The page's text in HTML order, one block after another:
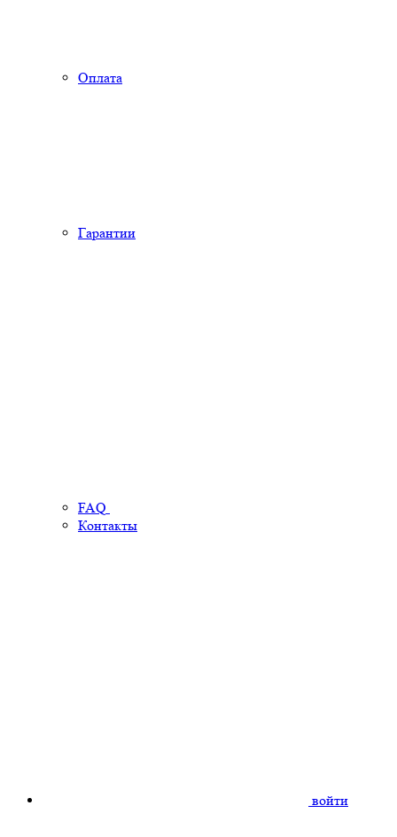
Оплата
Гарантии
FAQ
Контакты
войти